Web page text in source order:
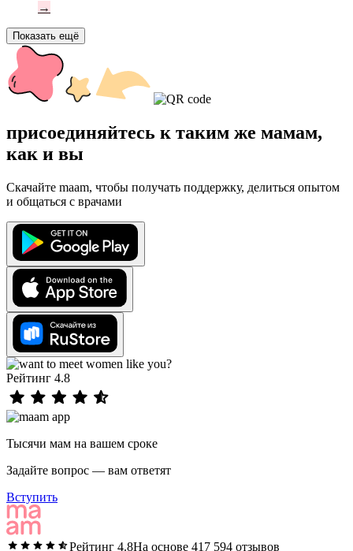
→
Показать ещё
присоединяйтесь к таким же мамам,
как и вы
Скачайте maam, чтобы получать поддержку, делиться опытом
и общаться с врачами
Рейтинг 4.8
Тысячи мам на вашем сроке
Задайте вопрос — вам ответят
Вступить
Рейтинг 4.8На основе 417 594 отзывов